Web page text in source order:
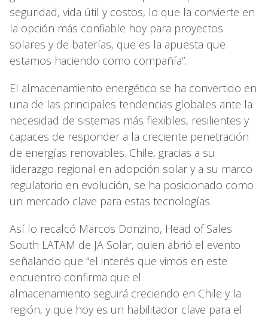
seguridad, vida útil y costos, lo que la convierte en
la opción más confiable hoy para proyectos
solares y de baterías, que es la apuesta que
estamos haciendo como compañía”.
El almacenamiento energético se ha convertido en
una de las principales tendencias globales ante la
necesidad de sistemas más flexibles, resilientes y
capaces de responder a la creciente penetración
de energías renovables. Chile, gracias a su
liderazgo regional en adopción solar y a su marco
regulatorio en evolución, se ha posicionado como
un mercado clave para estas tecnologías.
Así lo recalcó Marcos Donzino, Head of Sales
South LATAM de JA Solar, quien abrió el evento
señalando que “el interés que vimos en este
encuentro confirma que el
almacenamiento seguirá creciendo en Chile y la
región, y que hoy es un habilitador clave para el